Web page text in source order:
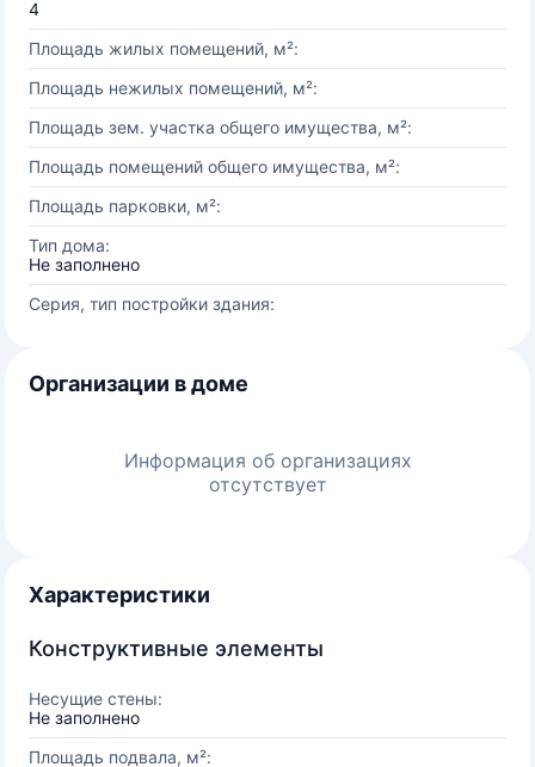
4
Площадь жилых помещений, м²:
Площадь нежилых помещений, м²:
Площадь зем. участка общего имущества, м²:
Площадь помещений общего имущества, м²:
Площадь парковки, м²:
Тип дома:
Не заполнено
Серия, тип постройки здания:
Организации в доме
Информация об организациях
отсутствует
Характеристики
Конструктивные элементы
Несущие стены:
Не заполнено
Площадь подвала, м²: